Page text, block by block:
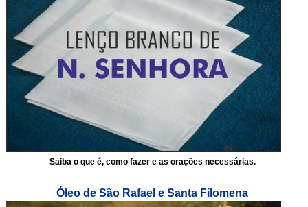
Saiba o que é, como fazer e as orações necessárias.
Óleo de São Rafael e Santa Filomena